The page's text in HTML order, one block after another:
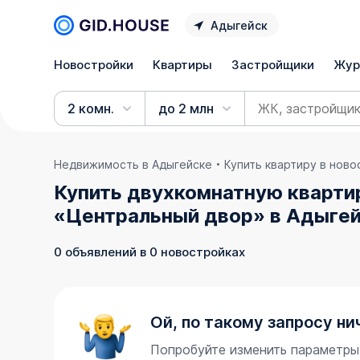
Адыгейск
Новостройки Квартиры Застройщики
2 комн. до 2 млн
Недвижимость в Адыгейске Купить квартиру в
Купить двухкомнатную
«Центральный двор» в
0 объявлений в 0 новостройках
Ой, по такому запросу
Попробуйте изменить